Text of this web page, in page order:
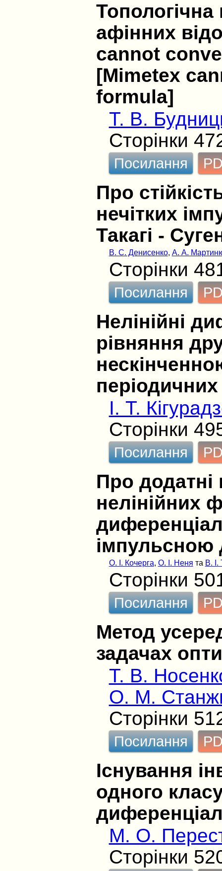
Топологічна
афінних
cannot
[Mimetex
formula]
Т. В.
Сторінки
Посилання
Про
нечітких
Такагі -
В. С. Денисенко, А. А.
Сторінки
Посилання
Нелінійні
рівняння
періодичних
І. Т.
Сторінки
Посилання
Про додатні
нелінійних
імпульсною
O. I. Кочерга, О. І. Неня та В. І.
Сторінки
Посилання
Метод
задачах
Т. В.
О. М.
Сторінки
Посилання
Існування
одного
М. О.
Сторінки